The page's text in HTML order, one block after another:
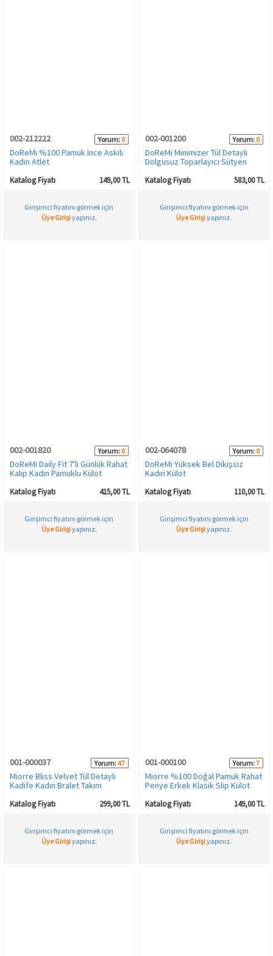
002-212222 Yorum: 0
DoReMi %100 Pamuk İnce Askılı
Kadın Atlet
Katalog Fiyatı 149,00 TL
Girişimci fiyatını görmek için
Üye Girişiyapınız.
002-001200 Yorum: 0
DoReMi Minimizer Tül Detaylı
Dolgusuz Toparlayıcı Sütyen
Katalog Fiyatı 583,00 TL
Girişimci fiyatını görmek için
Üye Girişiyapınız.
002-001820 Yorum: 0
DoReMi Daily Fit 7'li Günlük Rahat
Kalıp Kadın Pamuklu Külot
Katalog Fiyatı 415,00 TL
Girişimci fiyatını görmek için
Üye Girişiyapınız.
002-064078 Yorum: 0
DoReMi Yüksek Bel Dikişsiz
Kadın Külot
Katalog Fiyatı 110,00 TL
Girişimci fiyatını görmek için
Üye Girişiyapınız.
001-000037 Yorum:47
Miorre Bliss Velvet Tül Detaylı
Kadife Kadın Bralet Takım
Katalog Fiyatı 299,00 TL
Girişimci fiyatını görmek için
Üye Girişiyapınız.
001-000100 Yorum:7
Miorre %100 Doğal Pamuk Rahat
Penye Erkek Klasik Slip Külot
Katalog Fiyatı 149,00 TL
Girişimci fiyatını görmek için
Üye Girişiyapınız.